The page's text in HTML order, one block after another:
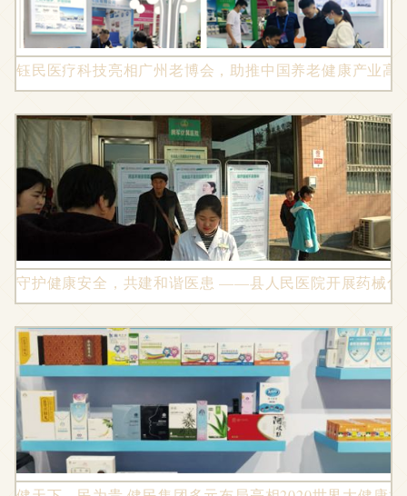
钰民医疗科技亮相广州老博会，助推中国养老健康产业高
守护健康安全，共建和谐医患 ——县人民医院开展药械化